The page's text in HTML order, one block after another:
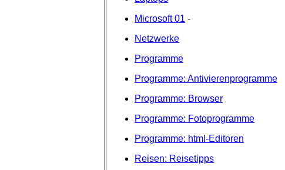
Microsoft 01 -
Netzwerke
Programme
Programme: Antivierenprogramme
Programme: Browser
Programme: Fotoprogramme
Programme: html-Editoren
Reisen: Reisetipps